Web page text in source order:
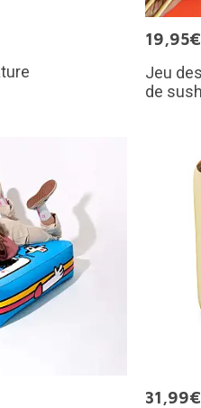
19,95€
Jeu
de
31,99€